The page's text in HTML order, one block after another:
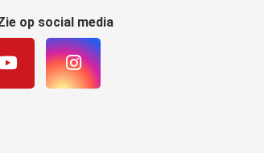
op social media